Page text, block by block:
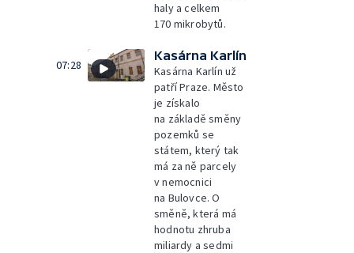
haly a celkem
170 mikrobytů.
07:28
Kasárna Karlín
Kasárna Karlín už
patří Praze. Město
je získalo
na základě směny
pozemků se
státem, který tak
má za ně parcely
v nemocnici
na Bulovce. O
směně, která má
hodnotu zhruba
miliardy a sedmi